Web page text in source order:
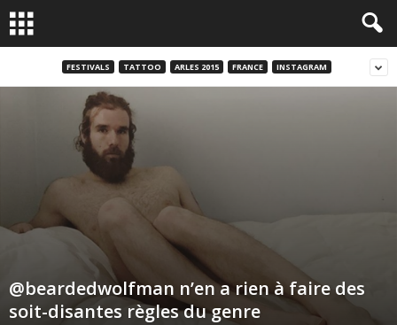
FESTIVALS TATTOO ARLES 2015 FRANCE INSTAGRAM
@beardedwolfman n’en a rien à faire des
soit-disantes règles du genre